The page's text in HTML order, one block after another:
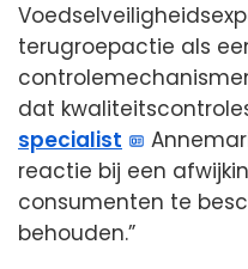
terugroepactie als
dat
specialist
reactie bij een
consumenten te
behouden.”